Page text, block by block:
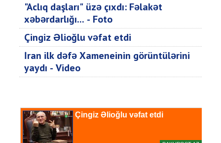
"Aclıq daşları" üzə çıxdı: Fəlakət
xəbərdarlığı... - Foto
Çingiz Əlioğlu vəfat etdi
İran ilk dəfə Xameneinin görüntülərini
yaydı - Video